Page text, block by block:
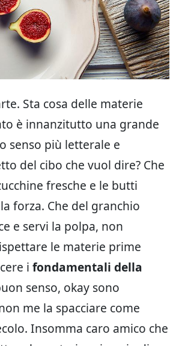
Sta cosa delle materie
è innanzitutto una grande
senso più letterale e
del cibo che vuol dire? Che
fresche e le butti
forza. Che del granchio
e servi la polpa, non
le materie prime
i fondamentali della
senso, okay sono
me la spacciare come
Insomma caro amico che